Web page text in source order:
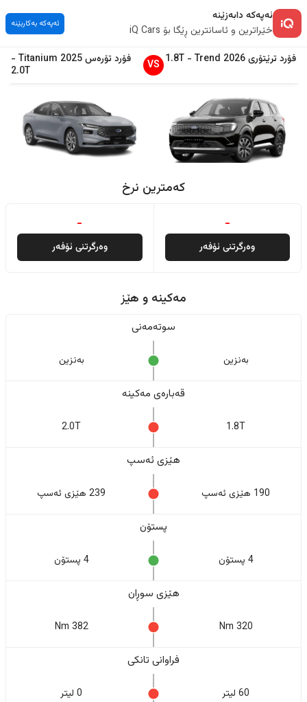
ئەپەکە دابەزێنە
خێراترین و ئاسانترین ڕێگا بۆ iQ Cars
ئەپەکە بەکاربێنە
فۆردترێتۆری2026
Trend
-
1.8T
VS فۆردتۆرەس2025
Titanium
-
2.0T
کەمترین نرخ
-
وەرگرتنی ئۆفەر
-
وەرگرتنی ئۆفەر
مەکینە و هێز
سوتەمەنی
بەنزین بەنزین
قەبارەی مەکینە
1.8T
2.0T
هێزی ئەسپ
190 هێزی ئەسپ 239 هێزی ئەسپ
پستۆن
4 پستۆن 4 پستۆن
هێزی سوڕان
320 Nm
382 Nm
فراوانی تانکی
60 لیتر 0 لیتر